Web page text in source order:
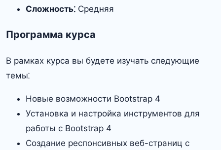
Сложность⁚ Средняя
Программа курса
В рамках курса вы будете изучать следующие
темы⁚
Новые возможности Bootstrap 4
Установка и настройка инструментов для
работы с Bootstrap 4
Создание респонсивных веб-страниц с